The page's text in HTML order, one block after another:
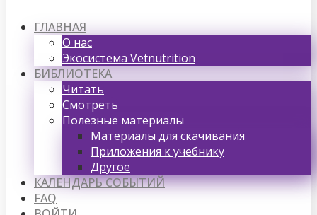
ГЛАВНАЯ
О нас
Экосистема Vetnutrition
БИБЛИОТЕКА
Читать
Смотреть
Полезные материалы
Материалы для скачивания
Приложения к учебнику
Другое
КАЛЕНДАРЬ СОБЫТИЙ
FAQ